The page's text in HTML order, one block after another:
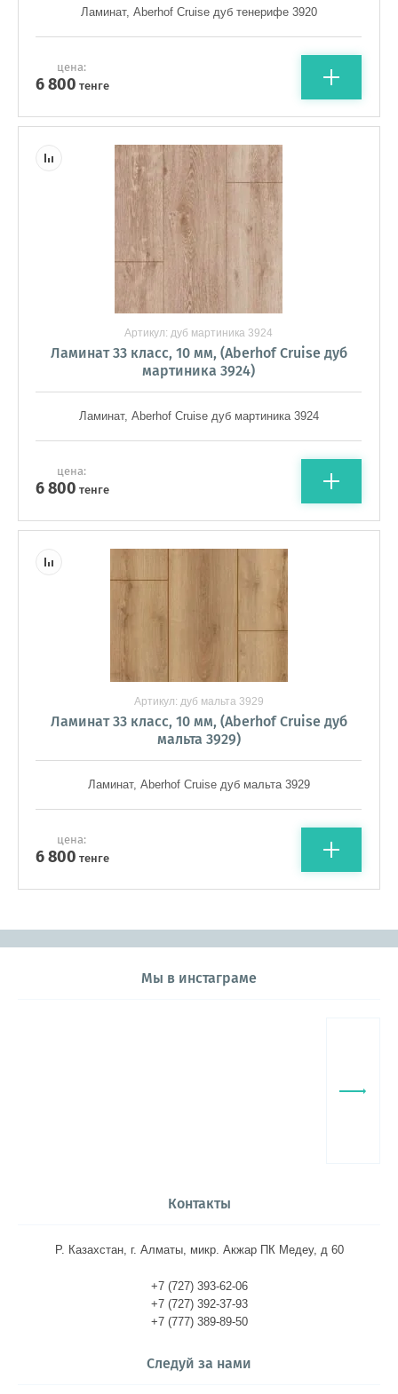
Ламинат, Aberhof Cruise дуб тенерифе 3920
цена:
6 800 тенге
Артикул: дуб мартиника 3924
Ламинат 33 класс, 10 мм, (Aberhof Cruise дуб
мартиника 3924)
Ламинат, Aberhof Cruise дуб мартиника 3924
цена:
6 800 тенге
Артикул: дуб мальта 3929
Ламинат 33 класс, 10 мм, (Aberhof Cruise дуб
мальта 3929)
Ламинат, Aberhof Cruise дуб мальта 3929
цена:
6 800 тенге
Мы в инстаграме
Контакты
Р. Казахстан, г. Алматы, микр. Акжар ПК Медеу, д 60
+7 (727) 393-62-06
+7 (727) 392-37-93
+7 (777) 389-89-50
Следуй за нами